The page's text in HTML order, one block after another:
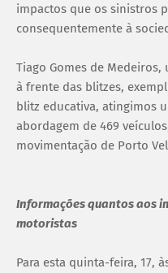
impactos que os sinistros
consequentemente à
Tiago Gomes de
à frente das blitzes,
blitz educativa, atingimos
abordagem de 469
movimentação de Porto
Informações quantos aos
motoristas
Para esta quinta-feira, 17,